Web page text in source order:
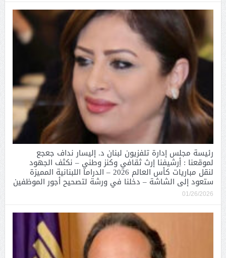
رئيسة مجلس إدارة تلفزيون لبنان د. إليسار نداف جعجع
لموقعنا : أِرشيفنا إرث ثقافي وكنز وطني – نكثف الجهود
لنقل مباريات كأس العالم 2026 – الدراما اللبنانية المميزة
ستعود إلى الشاشة – دخلنا في ورشة لتصحيح أجور الموظفين
01/26/2026